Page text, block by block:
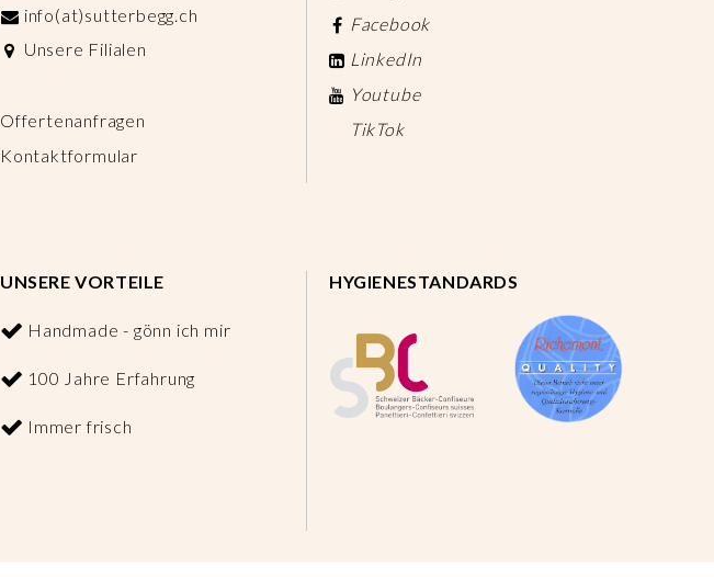
info(at)sutterbegg.ch
Unsere Filialen
Offertenanfragen
Kontaktformular
Facebook
LinkedIn
Youtube
TikTok
UNSERE VORTEILE
Handmade - gönn ich mir
100 Jahre Erfahrung
Immer frisch
HYGIENESTANDARDS